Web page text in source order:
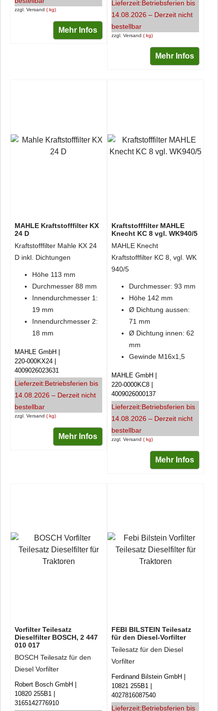
zzgl. Versand kg
Mehr Infos
zzgl. Versand kg
Lieferzeit:Betriebsferien bis
14.08.2026 – Derzeit nicht
bestellbar
Mehr Infos
MAHLE Kraftstofffilter KX
24 D
Kraftstofffilter Mahle KX 24
D inkl. Dichtungen
Höhe 113 mm
Durchmesser 88 mm
Innendurchmesser 1:
19 mm
Innendurchmesser 2:
18 mm
zzgl. Versand kg
MAHLE GmbH
220-000KX24
4009026023631
Lieferzeit:Betriebsferien bis
14.08.2026 – Derzeit nicht
bestellbar
Mehr Infos
Kraftstofffilter MAHLE
Knecht KC 8 vgl. WK940/5
MAHLE Knecht
Kraftstofffilter KC 8, vgl. WK
940/5
Durchmesser: 93 mm
Höhe 142 mm
Ø Dichtung aussen:
71 mm
Ø Dichtung innen: 62
mm
Gewinde M16x1,5
zzgl. Versand kg
MAHLE GmbH
220-0000KC8
4009026000137
Lieferzeit:Betriebsferien bis
14.08.2026 – Derzeit nicht
bestellbar
Mehr Infos
Vorfilter Teilesatz
Dieselfilter BOSCH, 2 447
010 017
BOSCH Teilesatz für den
Diesel Vorfilter
Robert Bosch GmbH
10820 255B1
3165142776910
FEBI BILSTEIN Teilesatz
für den Diesel-Vorfilter
Teilesatz für den Diesel
Vorfilter
Ferdinand Bilstein GmbH
10821 255B1
4027816087540
Lieferzeit:Betriebsferien bis